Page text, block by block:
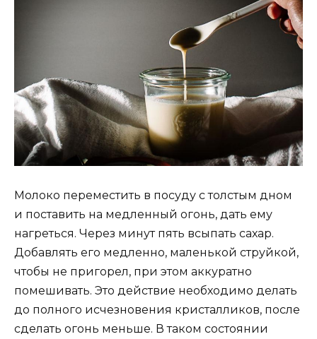
Молоко переместить в посуду с толстым дном
и поставить на медленный огонь, дать ему
нагреться. Через минут пять всыпать сахар.
Добавлять его медленно, маленькой струйкой,
чтобы не пригорел, при этом аккуратно
помешивать. Это действие необходимо делать
до полного исчезновения кристалликов, после
сделать огонь меньше. В таком состоянии